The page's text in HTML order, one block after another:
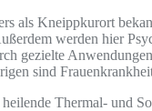
als Kneippkurort
werden hier
gezielte
sind
Thermal- und